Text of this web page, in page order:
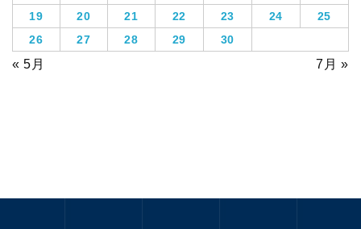
19
20 21 22 23 24
25
26
27 28 29 30
« 5月 7月 »